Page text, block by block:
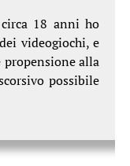
18 anni ho
videogiochi, e
alla
possibile